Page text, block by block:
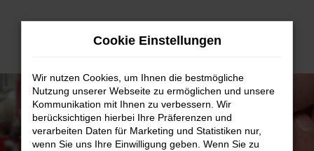
Zum
Cookie Einstellungen
Wir nutzen Cookies, um Ihnen die bestmögliche
Nutzung unserer Webseite zu ermöglichen und unsere
Kommunikation mit Ihnen zu verbessern. Wir
berücksichtigen hierbei Ihre Präferenzen und
verarbeiten Daten für Marketing und Statistiken nur,
wenn Sie uns Ihre Einwilligung geben. Wenn Sie zu